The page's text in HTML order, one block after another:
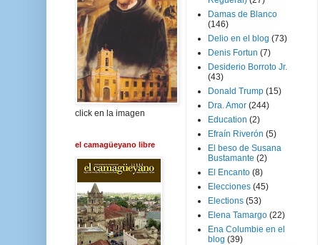
click en la imagen
el camagüeyano libre
Damas de Blanco
(146)
Delio en el blog (73)
Denis Fortun (7)
Desiderio Borroto Jr.
(43)
Donald Trump (15)
Dra. Amor (244)
Education (2)
Efraín Riverón (5)
El beso de Susana
Bustamante (2)
El Encanto (8)
Elecciones (45)
Elections (53)
Elena Tamargo (22)
Ena Columbie en el
blog (39)